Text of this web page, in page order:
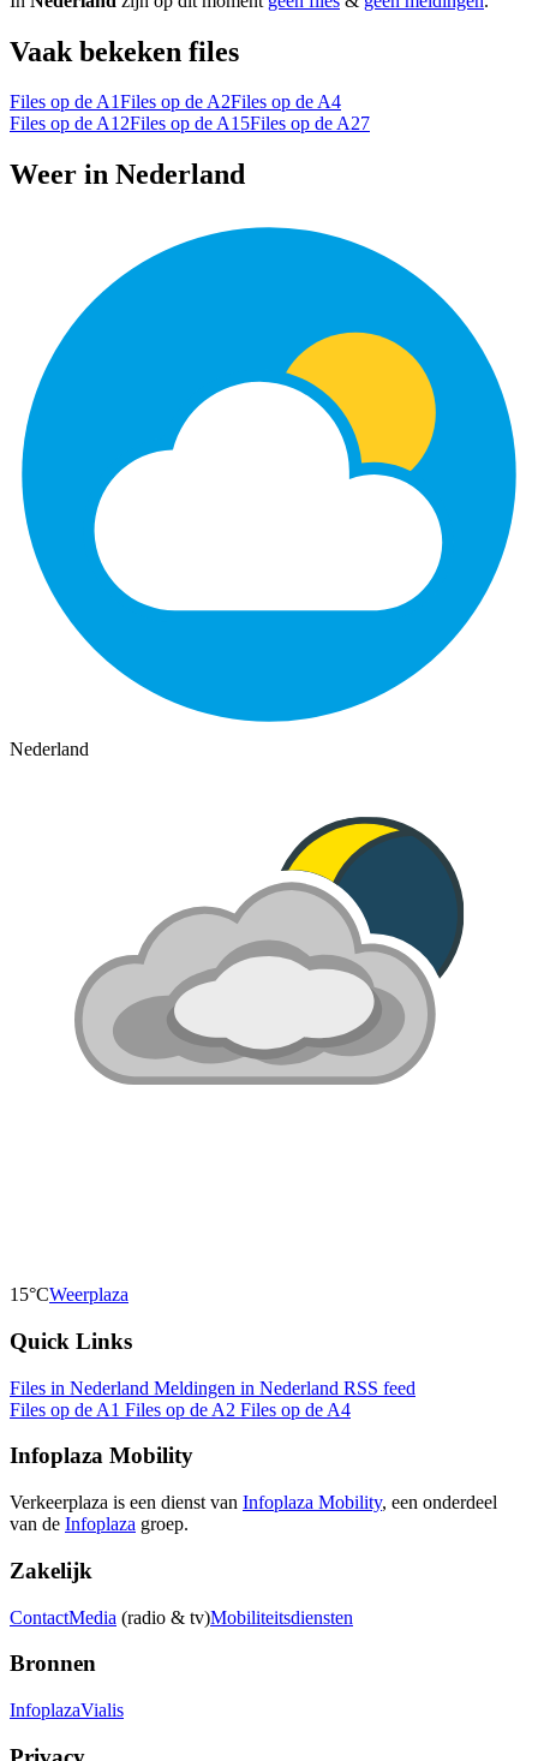
Vaak bekeken files
Files op de A1Files op de A2Files op de A4
Files op de A12Files op de A15Files op de A27
Weer in Nederland
Nederland
15°CWeerplaza
Quick Links
Files in Nederland Meldingen in Nederland RSS feed
Files op de A1 Files op de A2 Files op de A4
Infoplaza Mobility
Verkeerplaza is een dienst van Infoplaza Mobility, een onderdeel
van de Infoplaza groep.
Zakelijk
ContactMedia (radio & tv)Mobiliteitsdiensten
Bronnen
InfoplazaVialis